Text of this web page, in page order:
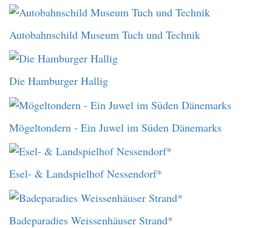
Autobahnschild Museum Tuch und Technik
Die Hamburger Hallig
Mögeltondern - Ein Juwel im Süden Dänemarks
Esel- & Landspielhof Nessendorf*
Badeparadies Weissenhäuser Strand*